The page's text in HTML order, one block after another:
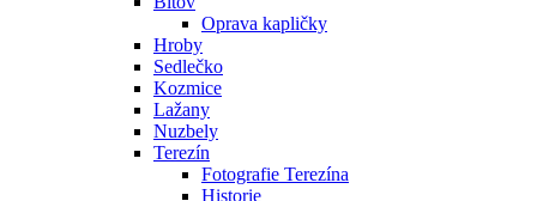
Oprava kapličky
Hroby
Sedlečko
Kozmice
Lažany
Nuzbely
Terezín
Fotografie Terezína
Historie